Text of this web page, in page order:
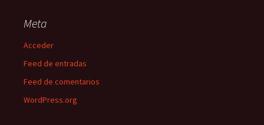
Meta
Acceder
Feed de entradas
Feed de comentarios
WordPress.org